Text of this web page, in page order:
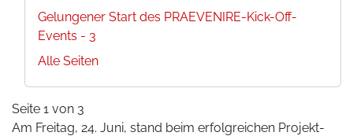
Gelungener Start des PRAEVENIRE-Kick-Off-
Events - 3
Alle Seiten
Seite 1 von 3
Am Freitag, 24. Juni, stand beim erfolgreichen Projekt-